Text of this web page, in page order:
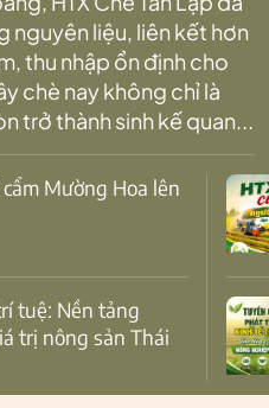
liệu, liên kết hơn
thu nhập ổn định cho
chè nay không chỉ là
trở thành sinh kế quan...
trị nông sản Thái